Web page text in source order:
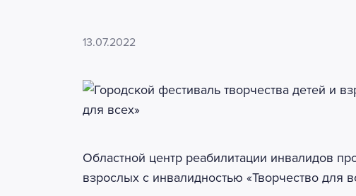
13.07.2022
Областной центр реабилитации инвалидов
взрослых с инвалидностью «Творчество для